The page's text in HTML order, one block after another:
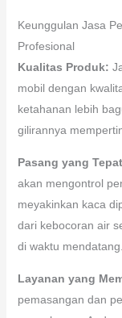
Keunggulan Jasa
Profesional
Kualitas Produk:
mobil dengan
ketahanan lebih
gilirannya
Pasang yang
akan mengontrol
meyakinkan kaca
dari kebocoran air
di waktu mendatang.
Layanan yang
pemasangan dan